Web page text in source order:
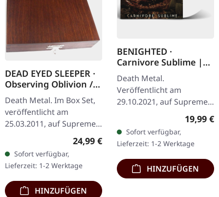
DEAD EYED SLEEPER ·
Observing Oblivion /
Through Forests Of
Nonentities | 2CD
WOODEN BOX SET
Death Metal. Im Box Set,
veröffentlicht am
25.03.2011, auf Supreme
Chaos Records. Der
Nachfolger von "Through
Forests Of Nonentities"
ist direkter…
Regulärer Preis:
24,99 €
Sofort verfügbar,
Lieferzeit: 1-2 Werktage
HINZUFÜGEN
BENIGHTED ·
Carnivore Sublime |
WHITE LP
Death Metal.
Veröffentlicht am
29.10.2021, auf Supreme
Chaos Records. Weißes
Vinyl. Neuauflage als
hochwertiges Vinyl mit
Original Splatter…
19,99 €
Sofort verfügbar,
Lieferzeit: 1-2 Werktage
HINZUFÜGEN